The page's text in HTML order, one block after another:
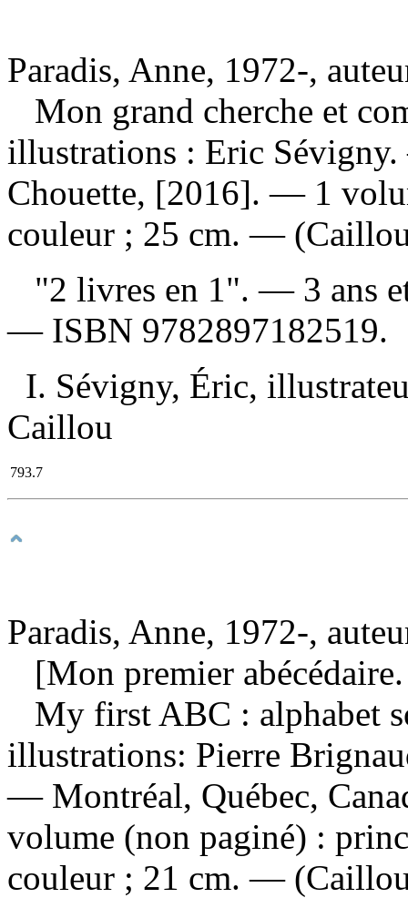
Paradis, Anne, 1972-,
Mon grand cherche et
illustrations : Eric
Chouette, [2016]. — 1
couleur ; 25 cm. —
"2 livres en 1". — 3 ans
— ISBN 9782897182519.
I. Sévigny, Éric,
Caillou
793.7
Paradis, Anne, 1972-,
[Mon premier
My first ABC : alphabet
illustrations: Pierre
— Montréal, Québec,
volume (non paginé) :
couleur ; 21 cm. —